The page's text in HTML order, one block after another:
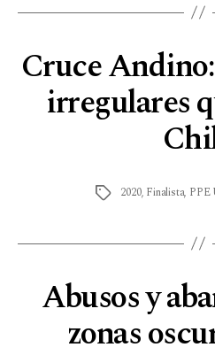
Cruce
irregulares
2020, Finalista, PPE
Abusos y
zonas